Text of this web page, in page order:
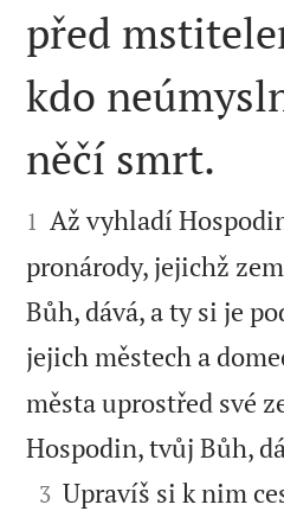

před
kdo
něčí smrt.

1 Až vyhladí
pronárody, jejichž
Bůh, dává, a ty si je
jejich městech a
města uprostřed své
Hospodin, tvůj Bůh,

3 Upravíš si k nim